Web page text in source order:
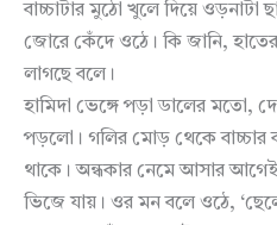
বাচ্চাটার মুঠো খুলে দিয়ে ওড়নাটা
জোরে কেঁদে ওঠে। কি জানি,
লাগছে বলে।
হামিদা ভেঙ্গে পড়া ডালের মতো,
পড়লো। গলির মোড় থেকে বাচ্চার
থাকে। অন্ধকার নেমে আসার আগেই
ভিজে যায়। ওর মন বলে ওঠে,